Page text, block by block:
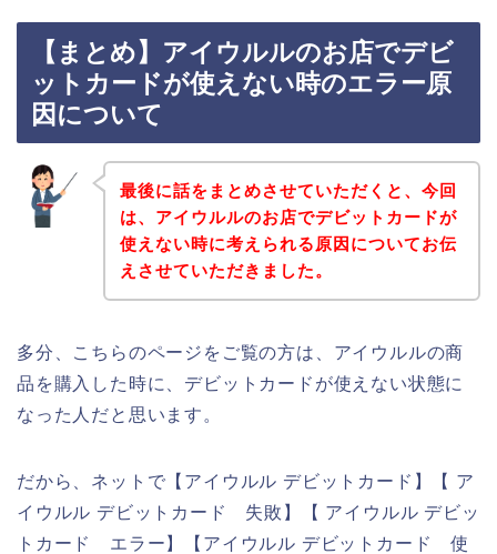
【まとめ】アイウルルのお店でデビ
ットカードが使えない時のエラー原
因について
最後に話をまとめさせていただくと、今回
は、アイウルルのお店でデビットカードが
使えない時に考えられる原因についてお伝
えさせていただきました。
多分、こちらのページをご覧の方は、アイウルルの商
品を購入した時に、デビットカードが使えない状態に
なった人だと思います。
だから、ネットで【アイウルル デビットカード】【 ア
イウルル デビットカード 失敗】【 アイウルル デビッ
トカード エラー】【アイウルル デビットカード 使